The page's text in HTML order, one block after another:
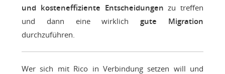
und kosteneffiziente Entscheidungen zu treffen
und dann eine wirklichgute Migration
durchzuführen.
Wer sich mit Rico in Verbindung setzen will und